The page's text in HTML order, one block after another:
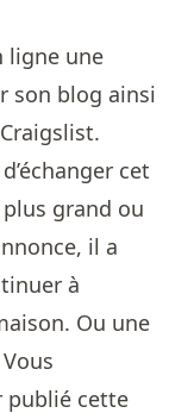
ligne une
son blog ainsi
cet
grand ou
il a
à
Ou une
publié cette